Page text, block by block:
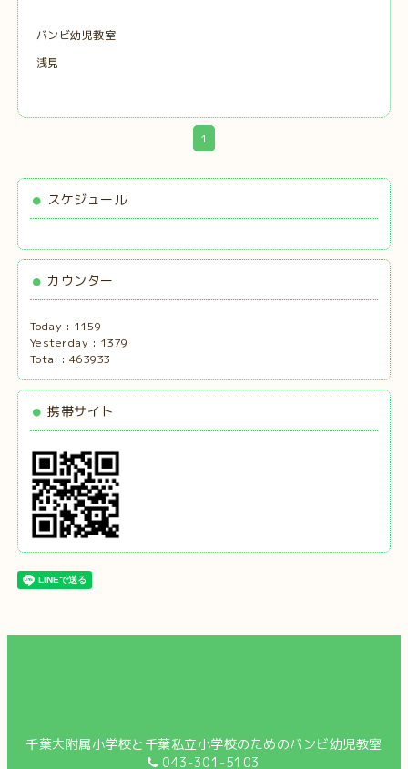
バンビ幼児教室
浅見
1
スケジュール
カウンター
Today : 1159
Yesterday : 1379
Total : 463933
携帯サイト
千葉大附属小学校と千葉私立小学校のためのバンビ幼児教室
043-301-5103